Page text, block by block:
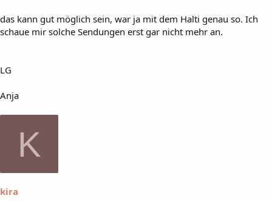
das kann gut möglich sein, war ja mit dem Halti genau so. Ich
schaue mir solche Sendungen erst gar nicht mehr an.
LG
Anja
K
kira